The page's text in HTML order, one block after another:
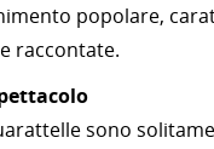
popolare,
raccontate.
sono